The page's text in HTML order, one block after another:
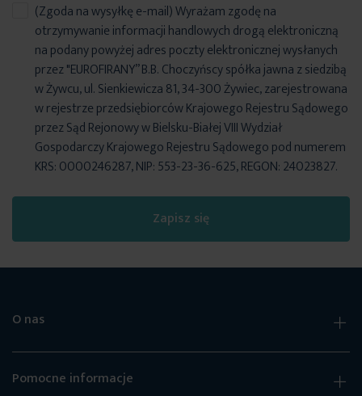
Zapisz się
(Zgoda na wysyłkę e-mail) Wyrażam zgodę na
otrzymywanie informacji handlowych drogą elektroniczną
na podany powyżej adres poczty elektronicznej wysłanych
przez "EUROFIRANY” B.B. Choczyńscy spółka jawna z siedzibą
w Żywcu, ul. Sienkiewicza 81, 34-300 Żywiec, zarejestrowana
w rejestrze przedsiębiorców Krajowego Rejestru Sądowego
przez Sąd Rejonowy w Bielsku-Białej VIII Wydział
Gospodarczy Krajowego Rejestru Sądowego pod numerem
KRS: 0000246287, NIP: 553-23-36-625, REGON: 24023827.
O nas
Pomocne informacje